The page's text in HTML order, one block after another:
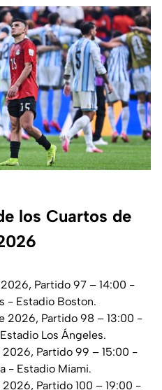
los Cuartos de
Partido 97 – 14:00 -
- Estadio Boston.
2026, Partido 98 – 13:00 -
Los Ángeles.
2026, Partido 99 – 15:00 -
- Estadio Miami.
2026, Partido 100 – 19:00 -